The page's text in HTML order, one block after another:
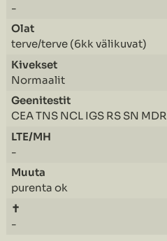
-
terve/terve (6kk välikuvat)
Normaalit
CEA TNS NCL IGS RS SN
-
purenta ok
-